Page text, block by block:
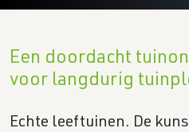
Een doordacht
voor langdurig
Echte leeftuinen. De